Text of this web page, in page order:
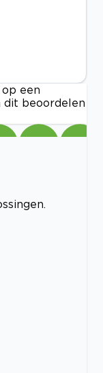
op een
dit beoordelen